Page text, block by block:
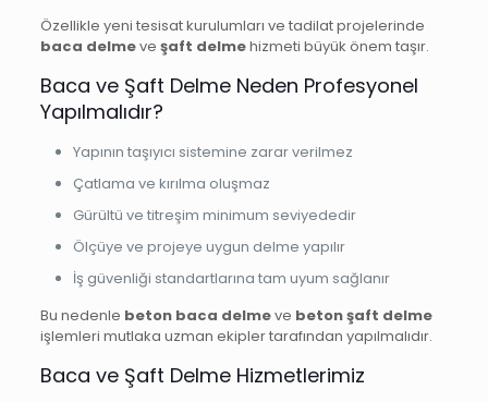
Özellikle yeni tesisat kurulumları ve tadilat projelerinde
baca delmeve şaft delmehizmeti büyük önem taşır.
Baca ve Şaft Delme Neden Profesyonel
Yapılmalıdır?
Yapının taşıyıcı sistemine zarar verilmez
Çatlama ve kırılma oluşmaz
Gürültü ve titreşim minimum seviyededir
Ölçüye ve projeye uygun delme yapılır
İş güvenliği standartlarına tam uyum sağlanır
Bu nedenle beton baca delmeve beton şaft delme
işlemleri mutlaka uzman ekipler tarafından yapılmalıdır.
Baca ve Şaft Delme Hizmetlerimiz